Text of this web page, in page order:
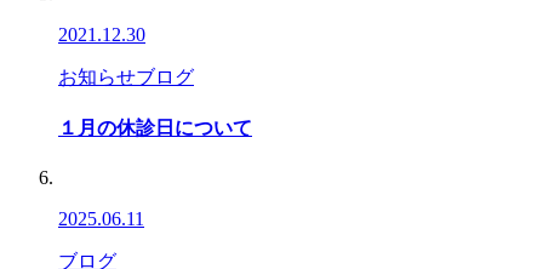
2021.12.30
お知らせブログ
１月の休診日について
2025.06.11
ブログ